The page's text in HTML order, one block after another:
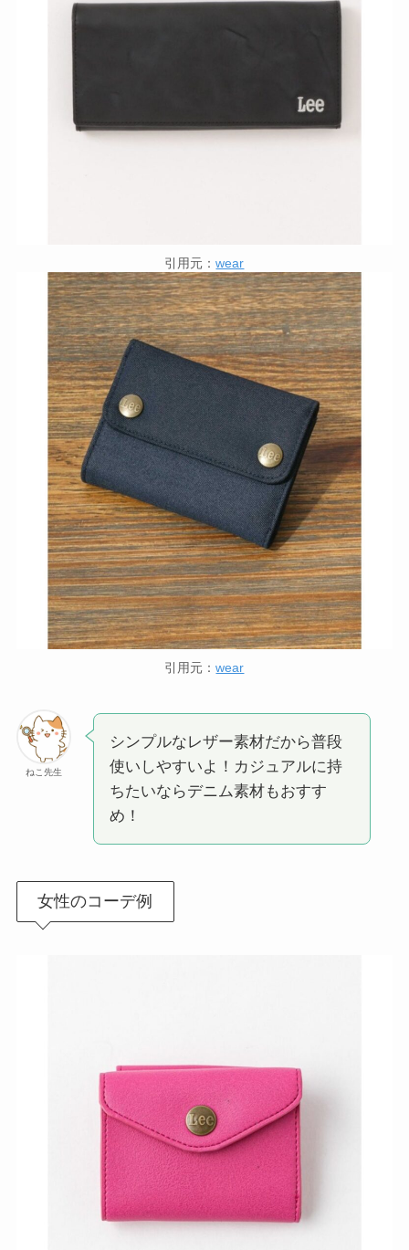
引用元：wear
引用元：wear
ねこ先生
シンプルなレザー素材だから普段
使いしやすいよ！カジュアルに持
ちたいならデニム素材もおすす
め！
女性のコーデ例